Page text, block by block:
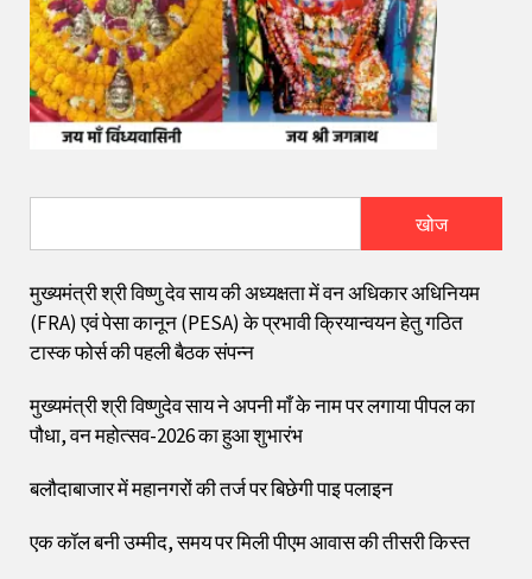
खोज
मुख्यमंत्री श्री विष्णु देव साय की अध्यक्षता में वन अधिकार अधिनियम
(FRA) एवं पेसा कानून (PESA) के प्रभावी क्रियान्वयन हेतु गठित
टास्क फोर्स की पहली बैठक संपन्न
मुख्यमंत्री श्री विष्णुदेव साय ने अपनी माँ के नाम पर लगाया पीपल का
पौधा, वन महोत्सव-2026 का हुआ शुभारंभ
बलौदाबाजार में महानगरों की तर्ज पर बिछेगी पाइ पलाइन
एक कॉल बनी उम्मीद, समय पर मिली पीएम आवास की तीसरी किस्त